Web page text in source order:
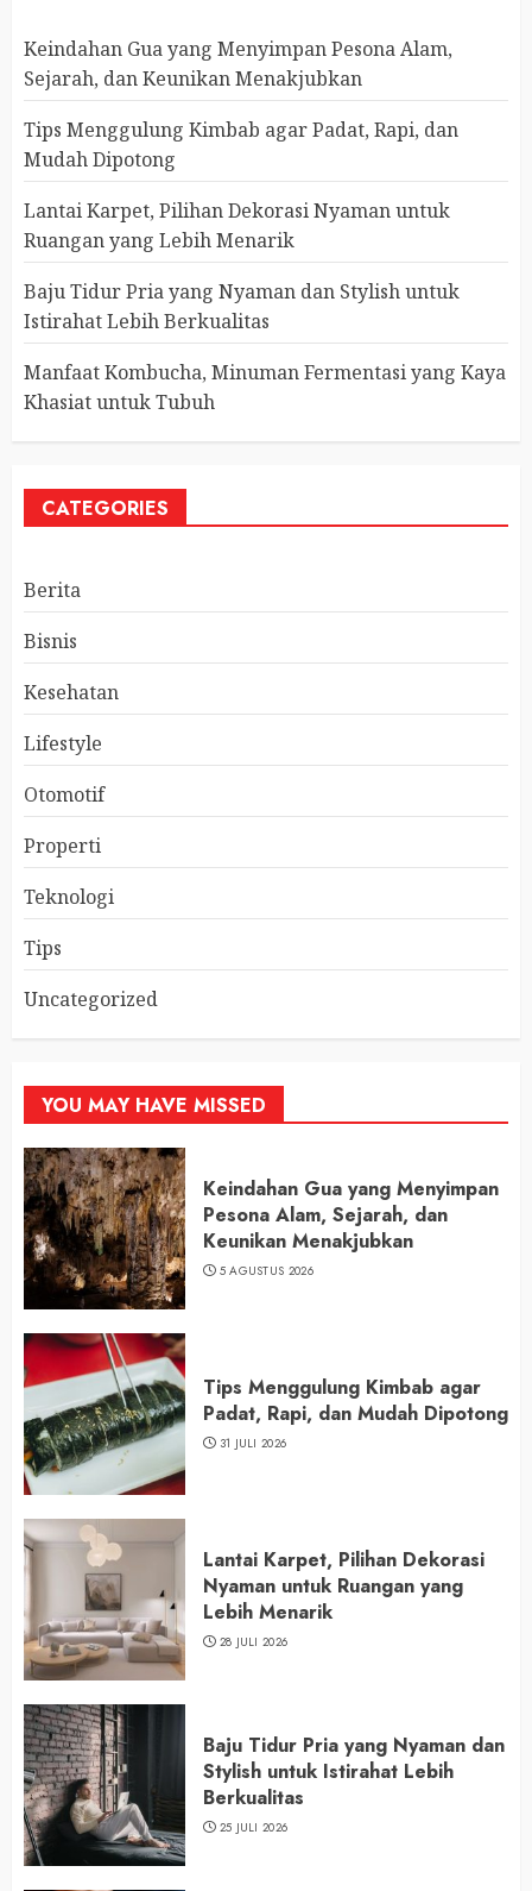
Keindahan Gua yang Menyimpan Pesona Alam,
Sejarah, dan Keunikan Menakjubkan
Tips Menggulung Kimbab agar Padat, Rapi, dan
Mudah Dipotong
Lantai Karpet, Pilihan Dekorasi Nyaman untuk
Ruangan yang Lebih Menarik
Baju Tidur Pria yang Nyaman dan Stylish untuk
Istirahat Lebih Berkualitas
Manfaat Kombucha, Minuman Fermentasi yang Kaya
Khasiat untuk Tubuh
CATEGORIES
Berita
Bisnis
Kesehatan
Lifestyle
Otomotif
Properti
Teknologi
Tips
Uncategorized
YOU MAY HAVE MISSED
Keindahan Gua yang Menyimpan
Pesona Alam, Sejarah, dan
Keunikan Menakjubkan
5 AGUSTUS 2026
Tips Menggulung Kimbab agar
Padat, Rapi, dan Mudah Dipotong
31 JULI 2026
Lantai Karpet, Pilihan Dekorasi
Nyaman untuk Ruangan yang
Lebih Menarik
28 JULI 2026
Baju Tidur Pria yang Nyaman dan
Stylish untuk Istirahat Lebih
Berkualitas
25 JULI 2026